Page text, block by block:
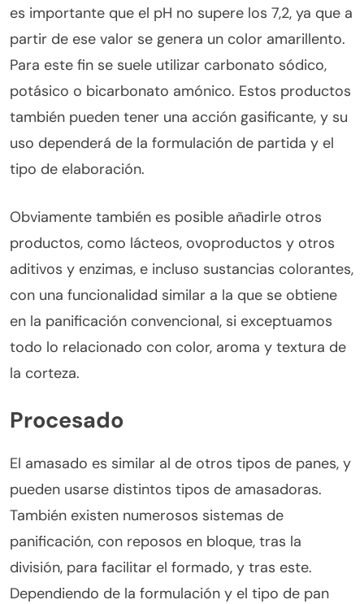
es importante que el pH no supere los 7,2, ya que a
partir de ese valor se genera un color amarillento.
Para este fin se suele utilizar carbonato sódico,
potásico o bicarbonato amónico. Estos productos
también pueden tener una acción gasificante, y su
uso dependerá de la formulación de partida y el
tipo de elaboración.
Obviamente también es posible añadirle otros
productos, como lácteos, ovoproductos y otros
aditivos y enzimas, e incluso sustancias colorantes,
con una funcionalidad similar a la que se obtiene
en la panificación convencional, si exceptuamos
todo lo relacionado con color, aroma y textura de
la corteza.
Procesado
El amasado es similar al de otros tipos de panes, y
pueden usarse distintos tipos de amasadoras.
También existen numerosos sistemas de
panificación, con reposos en bloque, tras la
división, para facilitar el formado, y tras este.
Dependiendo de la formulación y el tipo de pan